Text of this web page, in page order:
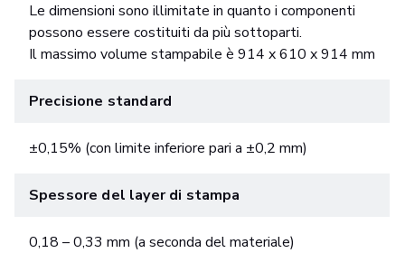
Le dimensioni sono illimitate in quanto i componenti
possono essere costituiti da più sottoparti.
Il massimo volume stampabile è 914 x 610 x 914 mm
Precisione standard
±0,15% (con limite inferiore pari a ±0,2 mm)
Spessore del layer di stampa
0,18 – 0,33 mm (a seconda del materiale)